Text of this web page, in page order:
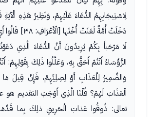
لِاسْتِيجَابِهِمُ الدُّعَاءَ عَلَيْهِمْ، وَنَظِيرُ هَذِهِ الْآيَةِ
دَخَلَتْ أُمَّةٌ لَعَنَتْ
لَا مَرْحَباً بِكُمْ يُرِيدُونَ أَنَّ الدُّعَاءَ الَّذِي
الرُّؤَسَاءُ أَنْتُمْ أَحَقُّ بِهِ، وَعَلَّلُوا ذَلِكَ بِقَوْلِهِمْ:
وَالضَّمِيرُ لِلْعَذَابِ أَوْ لِصِلِيِّهِمْ، فَإِنْ قِيلَ
الْعَذَابَ لَهُمْ؟ قُلْنَا الَّذِي أَوْجَبَ التقديم
تعالى: ذُوقُوا عَذابَ الْحَرِيقِ ذلِكَ بِما